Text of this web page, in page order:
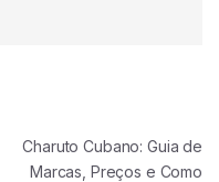
Charuto Cubano: Guia de
Marcas, Preços e Como